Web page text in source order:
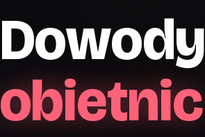
Dowody
obietnic